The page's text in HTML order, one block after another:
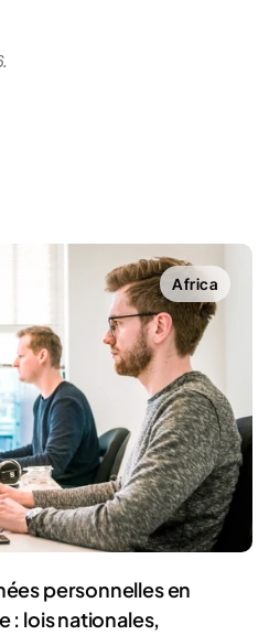
Africa
personnelles en
: lois nationales,